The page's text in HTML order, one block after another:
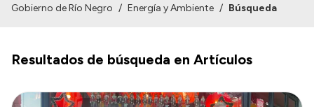
Misión
Autoridades
Gobierno de Río Negro / Energía y Ambiente / Búsqueda
Resultados de búsqueda en Artículos